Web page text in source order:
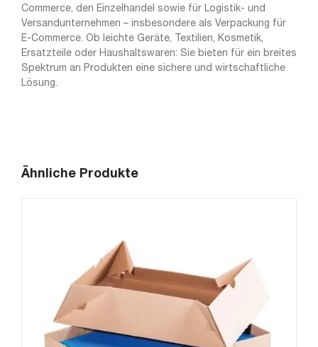
Commerce, den Einzelhandel sowie für Logistik- und
Versandunternehmen – insbesondere als Verpackung für
E-Commerce. Ob leichte Geräte, Textilien, Kosmetik,
Ersatzteile oder Haushaltswaren: Sie bieten für ein breites
Spektrum an Produkten eine sichere und wirtschaftliche
Lösung.
Ähnliche Produkte